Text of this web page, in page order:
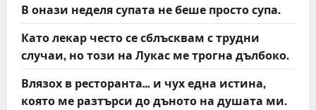
В онази неделя супата не беше просто супа.
Като лекар често се сблъсквам с трудни
случаи, но този на Лукас ме трогна дълбоко.
Влязох в ресторанта… и чух една истина,
която ме разтърси до дъното на душата ми.